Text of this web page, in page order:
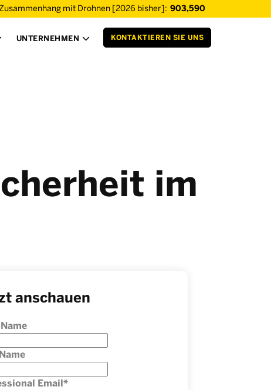
mit Drohnen [2026 bisher]: 903,590
UNTERNEHMEN  KONTAKTIEREN SIE UNS
im
anschauen
Email*